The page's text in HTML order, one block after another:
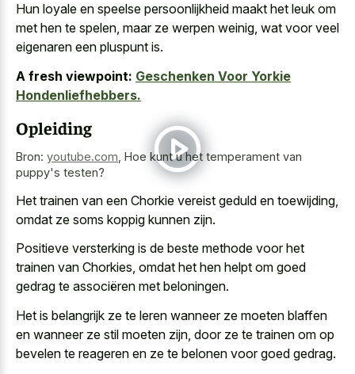
Hun loyale en speelse persoonlijkheid maakt het leuk om
met hen te spelen, maar ze werpen weinig, wat voor veel
eigenaren een pluspunt is.
A fresh viewpoint: Geschenken Voor Yorkie
Hondenliefhebbers.
Opleiding
Bron: youtube.com Hoe kunt u het temperament van
puppy's testen?
Het trainen van een Chorkie vereist geduld en toewijding,
omdat ze soms koppig kunnen zijn.
Positieve versterking is de beste methode voor het
trainen van Chorkies, omdat het hen helpt om goed
gedrag te associëren met beloningen.
Het is belangrijk ze te leren wanneer ze moeten blaffen
en wanneer ze stil moeten zijn, door ze te trainen om op
bevelen te reageren en ze te belonen voor goed gedrag.